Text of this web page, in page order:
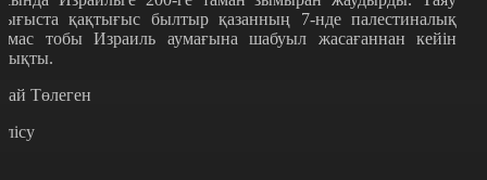
қақтығыс былтыр қазанның 7-нде палестиналық
тобы Израиль аумағына шабуыл жасағаннан кейін
Төлеген